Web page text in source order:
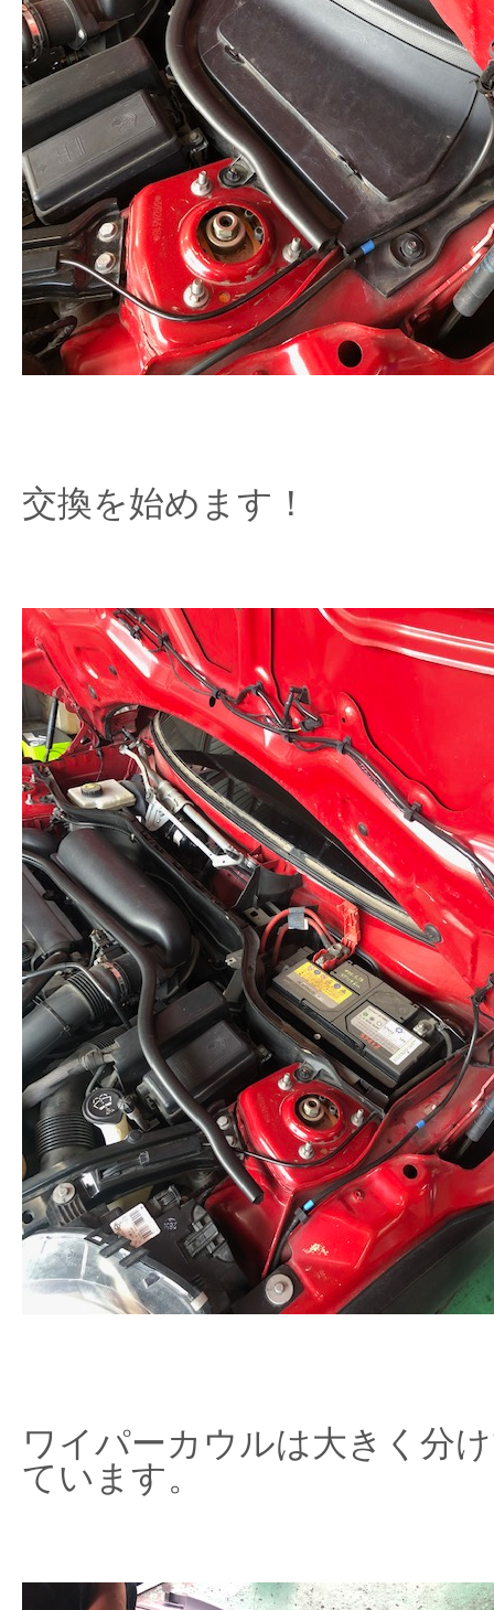
交換を始めます！
ワイパーカウルは大きく分
ています。